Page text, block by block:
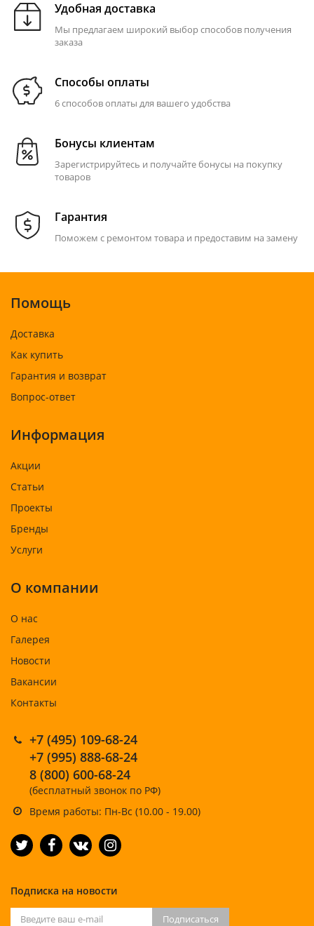
Удобная доставка
Мы предлагаем широкий выбор способов получения
заказа
Способы оплаты
6 способов оплаты для вашего удобства
Бонусы клиентам
Зарегистрируйтесь и получайте бонусы на покупку
товаров
Гарантия
Поможем с ремонтом товара и предоставим на замену
Помощь
Доставка
Как купить
Гарантия и возврат
Вопрос-ответ
Информация
Акции
Статьи
Проекты
Бренды
Услуги
О компании
О нас
Галерея
Новости
Вакансии
Контакты
+7 (495) 109-68-24
+7 (995) 888-68-24
8 (800) 600-68-24
(бесплатный звонок по РФ)
Время работы: Пн-Вс (10.00 - 19.00)
Подписка на новости
Подписаться